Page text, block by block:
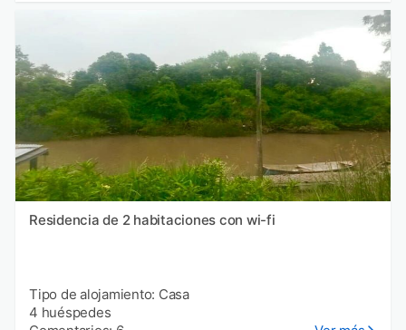
Residencia de 2 habitaciones con wi-fi
Tipo de alojamiento: Casa
4 huéspedes